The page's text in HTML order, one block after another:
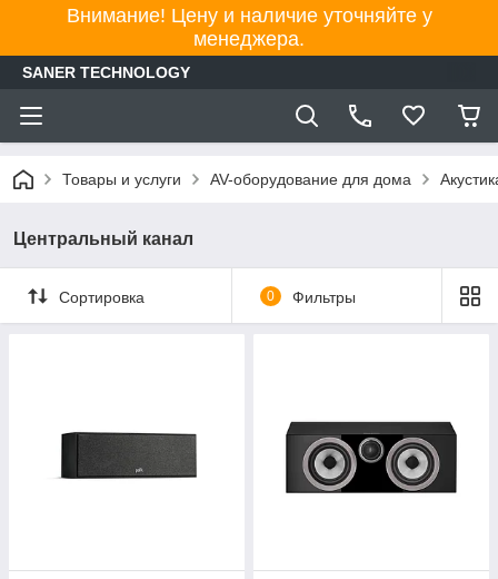
Внимание! Цену и наличие уточняйте у
менеджера.
SANER TECHNOLOGY
Товары и услуги AV-оборудование для дома
Центральный канал
Сортировка 0 Фильтры